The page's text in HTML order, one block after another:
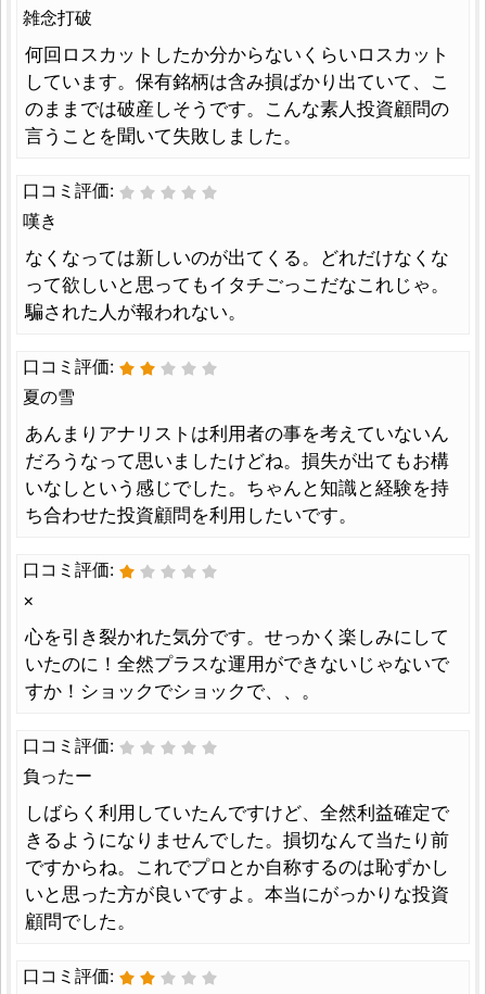
雑念打破
何回ロスカットしたか分からないくらいロスカット
しています。保有銘柄は含み損ばかり出ていて、こ
のままでは破産しそうです。こんな素人投資顧問の
言うことを聞いて失敗しました。
口コミ評価:
嘆き
なくなっては新しいのが出てくる。どれだけなくな
って欲しいと思ってもイタチごっこだなこれじゃ。
騙された人が報われない。
口コミ評価:
夏の雪
あんまりアナリストは利用者の事を考えていないん
だろうなって思いましたけどね。損失が出てもお構
いなしという感じでした。ちゃんと知識と経験を持
ち合わせた投資顧問を利用したいです。
口コミ評価:
×
心を引き裂かれた気分です。せっかく楽しみにして
いたのに！全然プラスな運用ができないじゃないで
すか！ショックでショックで、、。
口コミ評価:
負ったー
しばらく利用していたんですけど、全然利益確定で
きるようになりませんでした。損切なんて当たり前
ですからね。これでプロとか自称するのは恥ずかし
いと思った方が良いですよ。本当にがっかりな投資
顧問でした。
口コミ評価: